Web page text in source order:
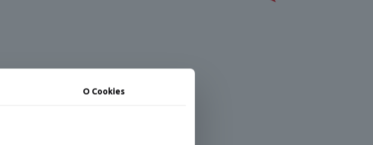
O Cookies